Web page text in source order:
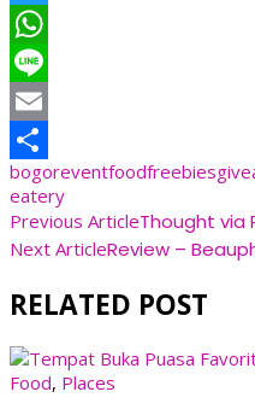
Twitter
WhatsApp
Line
Email
Share
bogoreventfoodfreebies
eatery
Post
Navigation
Previous ArticleThought via
Next ArticleReview –
RELATED POST
Food, Places